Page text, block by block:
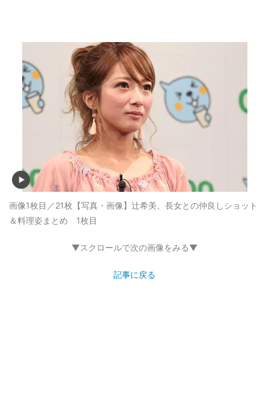
画像1枚目／21枚 【写真・画像】辻希美、長女との仲良しショット
＆料理姿まとめ 1枚目
▼スクロールで次の画像をみる▼
記事に戻る